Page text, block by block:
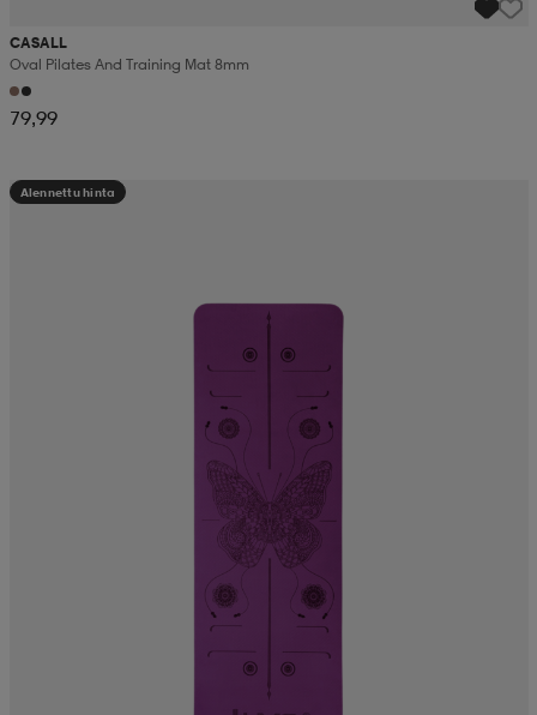
CASALL
Oval Pilates And Training Mat 8mm
79,99
Alennettu hinta